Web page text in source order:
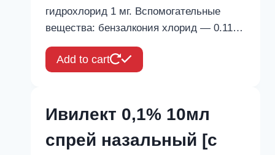
гидрохлорид 1 мг. Вспомогательные
вещества: бензалкония хлорид — 0.11…
Add to cart
Ивилект 0,1% 10мл
спрей назальный [с